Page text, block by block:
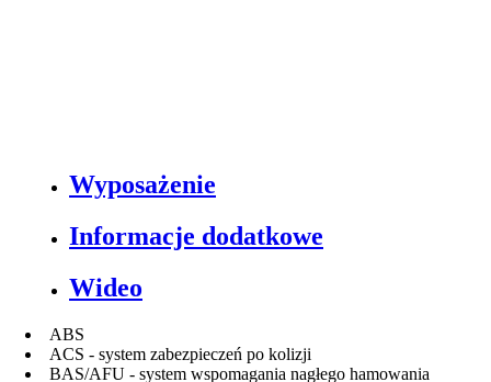
Wyposażenie
Informacje dodatkowe
Wideo
ABS
ACS - system zabezpieczeń po kolizji
BAS/AFU - system wspomagania nagłego hamowania